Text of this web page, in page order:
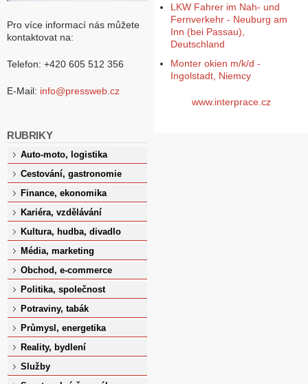
Pro více informací nás můžete
kontaktovat na:
Telefon: +420 605 512 356
E-Mail: info@pressweb.cz
RUBRIKY
Auto-moto, logistika
Cestování, gastronomie
Finance, ekonomika
Kariéra, vzdělávání
Kultura, hudba, divadlo
Média, marketing
Obchod, e-commerce
Politika, společnost
Potraviny, tabák
Průmysl, energetika
Reality, bydlení
Služby
LKW Fahrer im Nah- und
Fernverkehr - Neuburg am
Inn (bei Passau),
Deutschland
Monter okien m/k/d -
Ingolstadt, Niemcy
www.interprace.cz